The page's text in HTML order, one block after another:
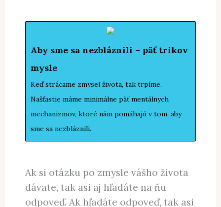
pomáha. Niektoré mechanizmy som
vysvetlil tu a niektoré vysvetľujem v
inom článku.
Aby sme sa nezbláznili – päť trikov
mysle
mechanizmov, ktoré nám pomáhajú v tom, aby
sme sa nezbláznili.